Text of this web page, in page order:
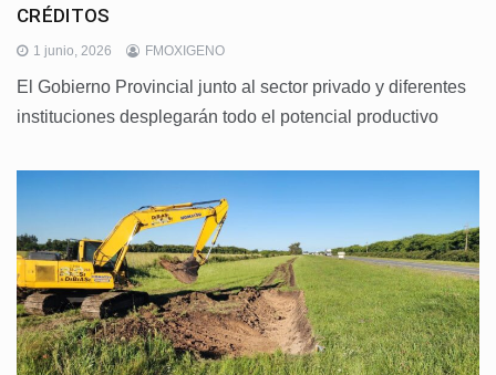
CRÉDITOS
1 junio, 2026 FMOXIGENO
El Gobierno Provincial junto al sector privado y diferentes
instituciones desplegarán todo el potencial productivo